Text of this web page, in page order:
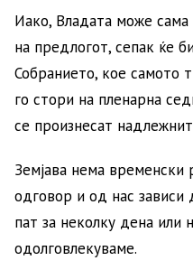
Иако, Владата може
на предлогот, сепак ќе
Собранието, кое самото
го стори на пленарна
се произнесат
Земјава нема
одговор и од нас зависи
пат за неколку дена или
одолговлекуваме.